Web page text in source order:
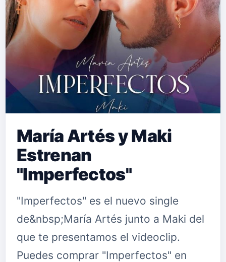
María Artés y Maki
Estrenan
"Imperfectos"
"Imperfectos" es el nuevo single
de&nbsp;María Artés junto a Maki del
que te presentamos el videoclip.
Puedes comprar "Imperfectos" en